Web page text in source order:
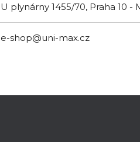
U plynárny 1455/70, Praha 10 -
e-shop@uni-max.cz